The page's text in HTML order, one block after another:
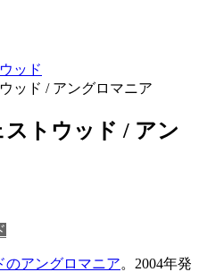
ッド
ッド / アングロマニア
トウッド / アン
のアングロマニア。2004年発